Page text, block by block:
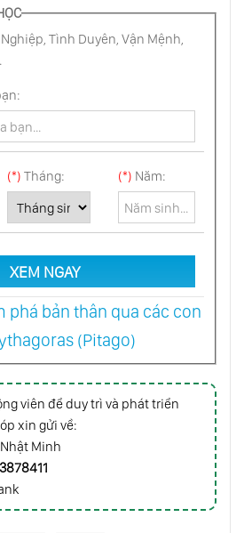
Tướng Võ Nguyên Giáp: Tầm Vóc Quân
Thiên Tài
Đạo Đại Vương: Bất Diệt Với Non Sông
Bộ Lĩnh - Vạn Thắng Vương
Tướng Lê Trọng Tấn - Tướng Đánh Trận
Nhất
Đế Quang Trung: Một Huyền Thoại
Chiến Bách Thắng
Tình Duyên, Vận Mệnh,
(*) Tháng: (*) Năm:
XEM NGAY
phá bản thân qua các con
(Pitago)
viên để duy trì và phát triển
xin gửi về:
Minh